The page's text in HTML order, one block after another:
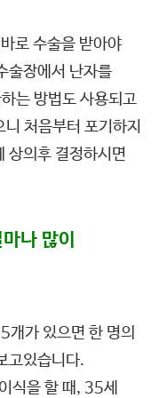
로 수술을 받아야
술장에서 난자를
는 방법도 사용되고
처음부터 포기하지
상의후 결정하시면
나 많이
개가 있으면 한 명의
고있습니다.
식을 할 때, 35세